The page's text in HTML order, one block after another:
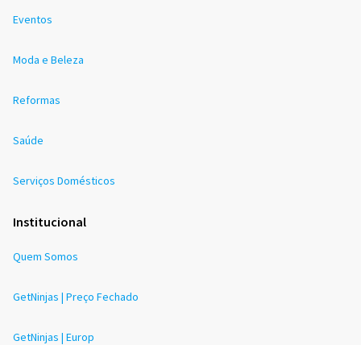
Eventos
Moda e Beleza
Reformas
Saúde
Serviços Domésticos
Institucional
Quem Somos
GetNinjas | Preço Fechado
GetNinjas | Europ